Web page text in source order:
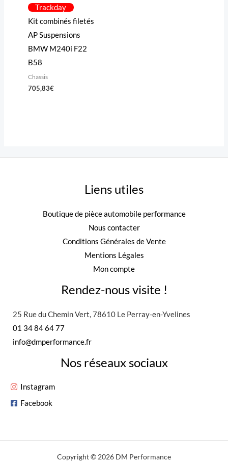
Trackday
Kit combinés filetés
AP Suspensions
BMW M240i F22
B58
Chassis
705,83€
Liens utiles
Boutique de pièce automobile performance
Nous contacter
Conditions Générales de Vente
Mentions Légales
Mon compte
Rendez-nous visite !
25 Rue du Chemin Vert, 78610 Le Perray-en-Yvelines
01 34 84 64 77
info@dmperformance.fr
Nos réseaux sociaux
Instagram
Facebook
Copyright © 2026 DM Performance